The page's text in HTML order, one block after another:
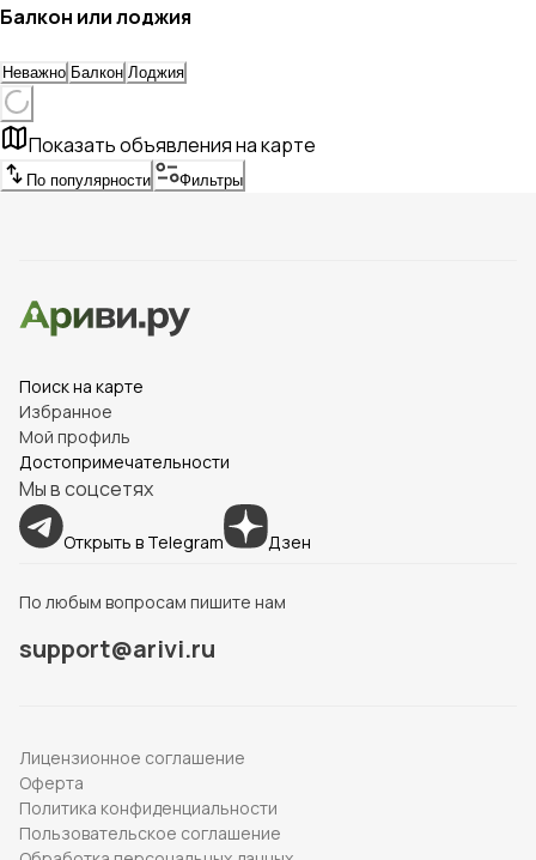
Балкон или лоджия
Неважно Балкон Лоджия
Показать объявления на карте
По популярности Фильтры
Поиск на карте
Избранное
Мой профиль
Достопримечательности
Мы в соцсетях
Открыть в Telegram Дзен
По любым вопросам пишите нам
support@arivi.ru
Лицензионное соглашение
Оферта
Политика конфиденциальности
Пользовательское соглашение